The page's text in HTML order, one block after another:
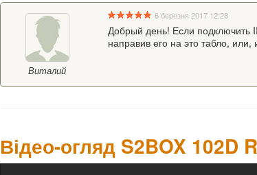
Виталий
6 березня 2017 12:28
Добрый день! Если подключить
направив его на это табло,
Відео-огляд S2BOX 102D